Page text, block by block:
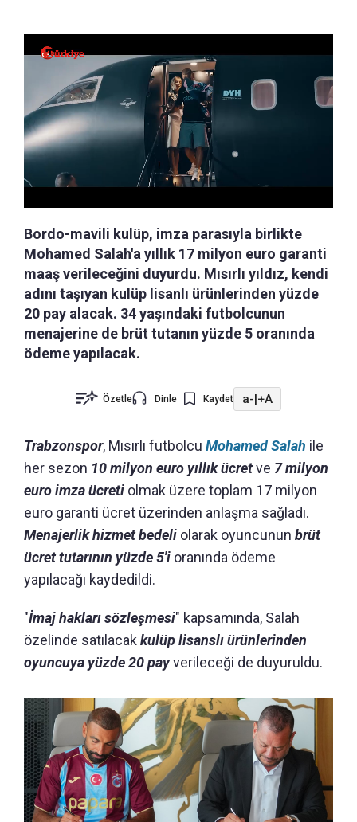
Bordo-mavili kulüp, imza parasıyla birlikte
Mohamed Salah'a yıllık 17 milyon euro garanti
maaş verileceğini duyurdu. Mısırlı yıldız, kendi
adını taşıyan kulüp lisanlı ürünlerinden yüzde
20 pay alacak. 34 yaşındaki futbolcunun
menajerine de brüt tutanın yüzde 5 oranında
ödeme yapılacak.
Özetle Dinle Kaydet a-|+A
Trabzonspor, Mısırlı futbolcu Mohamed Salah ile
her sezon 10 milyon euro yıllık ücretve 7 milyon
euro imza ücreti olmak üzere toplam 17 milyon
euro garanti ücret üzerinden anlaşma sağladı.
Menajerlik hizmet bedeli olarak oyuncunun brüt
ücret tutarının yüzde 5'i oranında ödeme
yapılacağı kaydedildi.
"İmaj hakları sözleşmesi" kapsamında, Salah
özelinde satılacak kulüp lisanslı ürünlerinden
oyuncuya yüzde 20 payverileceği de duyuruldu.